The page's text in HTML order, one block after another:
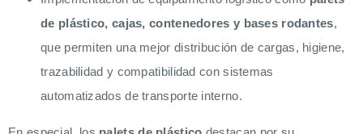
de plástico, cajas, contenedores y bases rodantes,
que permiten una mejor distribución de cargas, higiene,
trazabilidad y compatibilidad con sistemas
automatizados de transporte interno.